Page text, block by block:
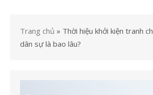
Trang chủ » Thời hiệu khởi kiện tranh
dân sự là bao lâu?